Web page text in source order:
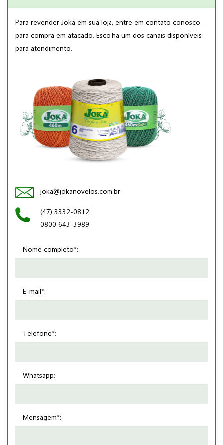
Para revender Joka em sua loja, entre em contato conosco
para compra em atacado. Escolha um dos canais disponíveis
para atendimento.
joka@jokanovelos.com.br
(47) 3332-0812
0800 643-3989
Nome completo*:
E-mail*:
Telefone*:
Whatsapp:
Mensagem*: